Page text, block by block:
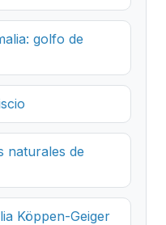
golfo de
naturales de
Köppen-Geiger